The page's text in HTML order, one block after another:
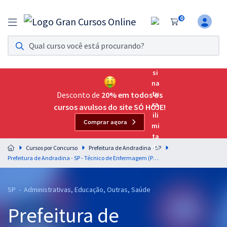
0
Assinatura Ilimitada 11
Acesso a todos os cursos. Teste grátis por 7 dias!
Assinatura OAB Até Passar
Acesso ilimitado a toda preparação para o Exame da
Residências Multiprofissionais
Preparação completa e intensiva para as principais
residências em saúde do Brasil
Cursos 20% OFF
Desconto de 20% em todos os
cursos avulsos do site SÓ HOJE!
Comprar agora
Cursos por Concurso
Prefeitura de Andradina - SP
Prefeitura de Andradina - SP - Técnico de Enfermagem (Pós-Edital)
SP - Administrativas, Educação, Outras, Saúde
Prefeitura de